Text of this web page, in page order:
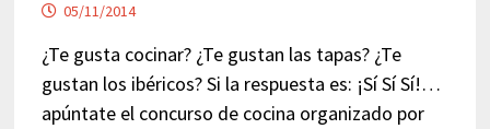
05/11/2014
¿Te gusta cocinar? ¿Te gustan las tapas? ¿Te
gustan los ibéricos? Si la respuesta es: ¡Sí Sí Sí!…
apúntate el concurso de cocina organizado por